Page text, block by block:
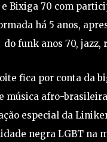
Bixiga 70 com
há 5 anos,
do funk anos 70, jazz,
fica por conta da
música afro-
especial da
negra LGBT na